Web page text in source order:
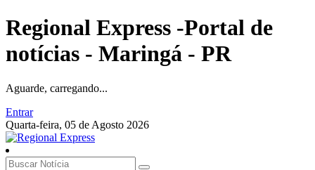
Regional Express -Portal de
notícias - Maringá - PR
Aguarde, carregando...
Entrar
Quarta-feira, 05 de Agosto 2026